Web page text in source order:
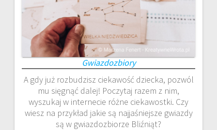
Gwiazdozbiory
A gdy już rozbudzisz ciekawość dziecka, pozwól
mu sięgnąć dalej! Poczytaj razem z nim,
wyszukaj w internecie różne ciekawostki. Czy
wiesz na przykład jakie są najjaśniejsze gwiazdy
są w gwiazdozbiorze Bliźniąt?